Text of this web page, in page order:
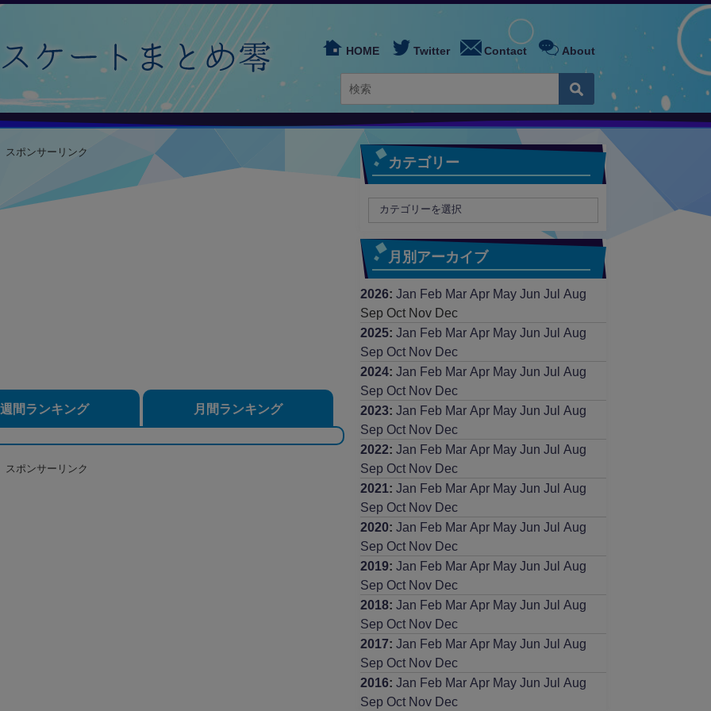
HOME Twitter Contact About
スポンサーリンク
週間ランキング 月間ランキング
スポンサーリンク
カテゴリー
月別アーカイブ
2026: Jan Feb Mar Apr May Jun Jul
Aug
Sep Oct Nov Dec
2025: Jan Feb Mar Apr May Jun Jul
Aug
Sep Oct Nov Dec
2024: Jan Feb Mar Apr May Jun Jul
Aug
Sep Oct Nov Dec
2023: Jan Feb Mar Apr May Jun Jul
Aug
Sep Oct Nov Dec
2022: Jan Feb Mar Apr May Jun Jul
Aug
Sep Oct Nov Dec
2021 : Jan Feb Mar Apr May Jun Jul
Aug
Sep Oct Nov Dec
2020: Jan Feb Mar Apr May Jun Jul
Aug
Sep Oct Nov Dec
2019: Jan Feb Mar Apr May Jun Jul
Aug
Sep Oct Nov Dec
2018: Jan Feb Mar Apr May Jun Jul
Aug
Sep Oct Nov Dec
2017: Jan Feb Mar Apr May Jun Jul
Aug
Sep Oct Nov Dec
2016: Jan Feb Mar Apr May Jun Jul
Aug
Sep Oct Nov Dec